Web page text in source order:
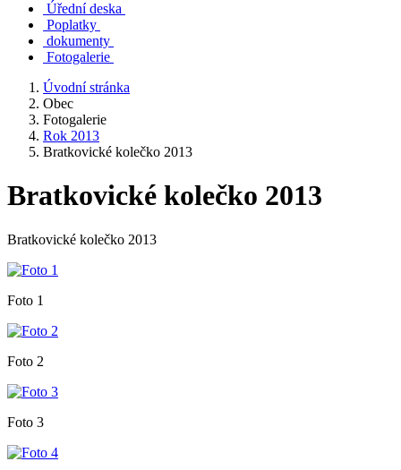
Úřední deska
Poplatky
dokumenty
Fotogalerie
Úvodní stránka
Obec
Fotogalerie
Rok 2013
Bratkovické kolečko 2013
Bratkovické kolečko 2013
Bratkovické kolečko 2013
Foto 1
Foto 2
Foto 3